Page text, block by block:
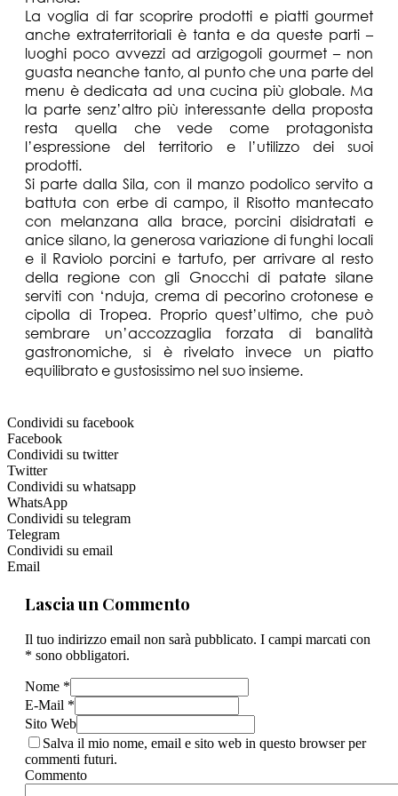
La voglia di far scoprire prodotti e piatti gourmet
anche extraterritoriali è tanta e da queste parti –
luoghi poco avvezzi ad arzigogoli gourmet – non
guasta neanche tanto, al punto che una parte del
menu è dedicata ad una cucina più globale. Ma
la parte senz’altro più interessante della proposta
resta quella che vede come protagonista
l’espressione del territorio e l’utilizzo dei suoi
prodotti.
Si parte dalla Sila, con il manzo podolico servito a
battuta con erbe di campo, il Risotto mantecato
con melanzana alla brace, porcini disidratati e
anice silano, la generosa variazione di funghi locali
e il Raviolo porcini e tartufo, per arrivare al resto
della regione con gli Gnocchi di patate silane
serviti con ‘nduja, crema di pecorino crotonese e
cipolla di Tropea. Proprio quest’ultimo, che può
sembrare un’accozzaglia forzata di banalità
gastronomiche, si è rivelato invece un piatto
equilibrato e gustosissimo nel suo insieme.
Condividi su facebook
Facebook
Condividi su twitter
Twitter
Condividi su whatsapp
WhatsApp
Condividi su telegram
Telegram
Condividi su email
Email
Lascia un Commento
Il tuo indirizzo email non sarà pubblicato. I campi marcati con
* sono obbligatori.
Nome *
E-Mail *
Sito Web
Salva il mio nome, email e sito web in questo browser per
commenti futuri.
Commento